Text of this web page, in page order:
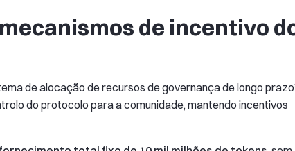
de incentivo
de alocação de recursos de governança de longo
do protocolo para a comunidade, mantendo incentivos